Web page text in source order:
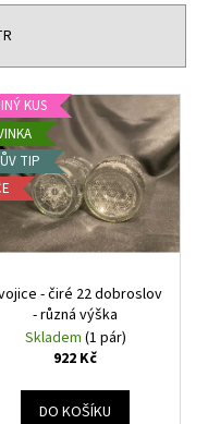
KUS
TIP
- čiré 22 dobroslov
- různá výška
Skladem (1 pár)
922 Kč
DO KOŠÍKU